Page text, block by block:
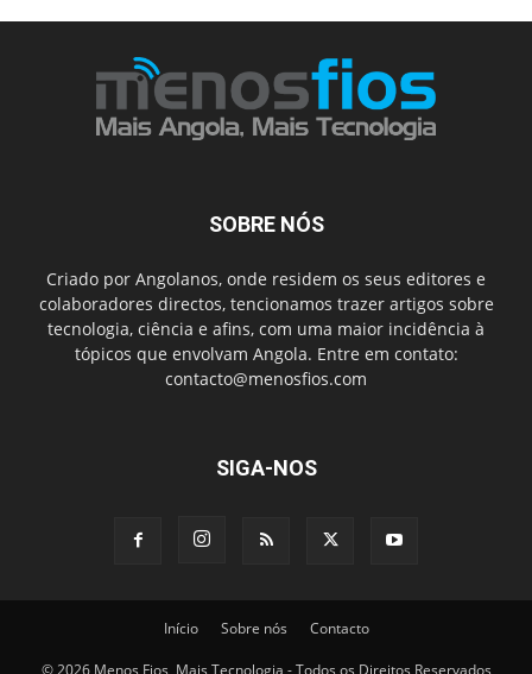
SOBRE NÓS
Criado por Angolanos, onde residem os seus editores e
colaboradores directos, tencionamos trazer artigos sobre
tecnologia, ciência e afins, com uma maior incidência à
tópicos que envolvam Angola. Entre em contato:
contacto@menosfios.com
SIGA-NOS
Início Sobre nós Contacto
© 2026 Menos Fios, Mais Tecnologia - Todos os Direitos Reservados